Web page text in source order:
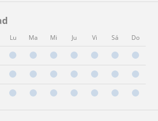
Lu Ma Mi Ju Vi Sá Do